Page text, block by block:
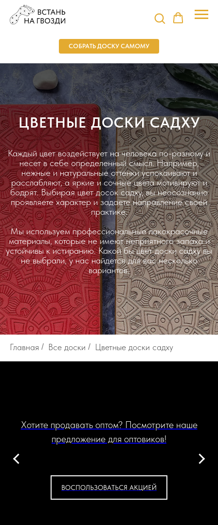
СОБРАТЬ ДОСКУ САМОМУ
ЦВЕТНЫЕ ДОСКИ САДХУ
Каждый цвет воздействует на человека по-разному и
несет в себе определенный смысл. Например,
нежные и натуральные оттенки успокаивают и
расслабляют, а яркие и сочные цвета мотивируют и
бодрят. Выбирая цвет досок садху, вы неосознанно
проявляете характер и задаете направление своей
практике.
Мы используем профессиональные лакокрасочные
материалы, которые не имеют неприятного запаха и
устойчивы к истиранию. Какой бы цвет доски садху вы
не выбрали, у нас найдется для вас несколько
вариантов.
Главная / Все доски / Цветные доски садху
Хотите продавать оптом? Посмотрите наше
предложение для оптовиков!
ВОСПОЛЬЗОВАТЬСЯ АКЦИЕЙ